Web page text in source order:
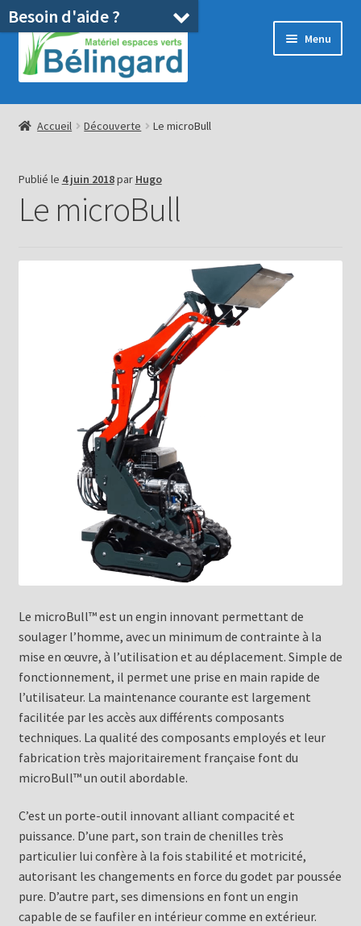
Aller
la
Aller
au
contenu
Menu
Accueil
Location
Accueil Découverte Le microBull
Publié le 4 juin 2018par Hugo
Le microBull
Le microBull™ est un engin innovant permettant de
soulager l’homme, avec un minimum de contrainte à la
mise en œuvre, à l’utilisation et au déplacement. Simple de
fonctionnement, il permet une prise en main rapide de
l’utilisateur. La maintenance courante est largement
facilitée par les accès aux différents composants
techniques. La qualité des composants employés et leur
fabrication très majoritairement française font du
microBull™ un outil abordable.
C’est un porte-outil innovant alliant compacité et
puissance. D’une part, son train de chenilles très
particulier lui confère à la fois stabilité et motricité,
autorisant les changements en force du godet par poussée
pure. D’autre part, ses dimensions en font un engin
capable de se faufiler en intérieur comme en extérieur.
Besoin d'aide ?